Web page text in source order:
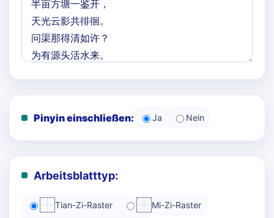
Pinyin einschließen: Ja Nein
Arbeitsblatttyp:
Tian-Zi-Raster Mi-Zi-Raster